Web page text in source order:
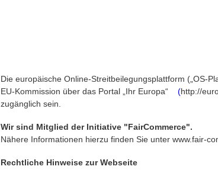
Die europäische Online-Streitbeilegungsplattform („OS-
EU-Kommission über das Portal „Ihr Europa“
(http://
zugänglich sein.
Wir sind Mitglied der Initiative "FairCommerce".
Nähere Informationen hierzu finden Sie unter www.fair-
Rechtliche Hinweise zur Webseite